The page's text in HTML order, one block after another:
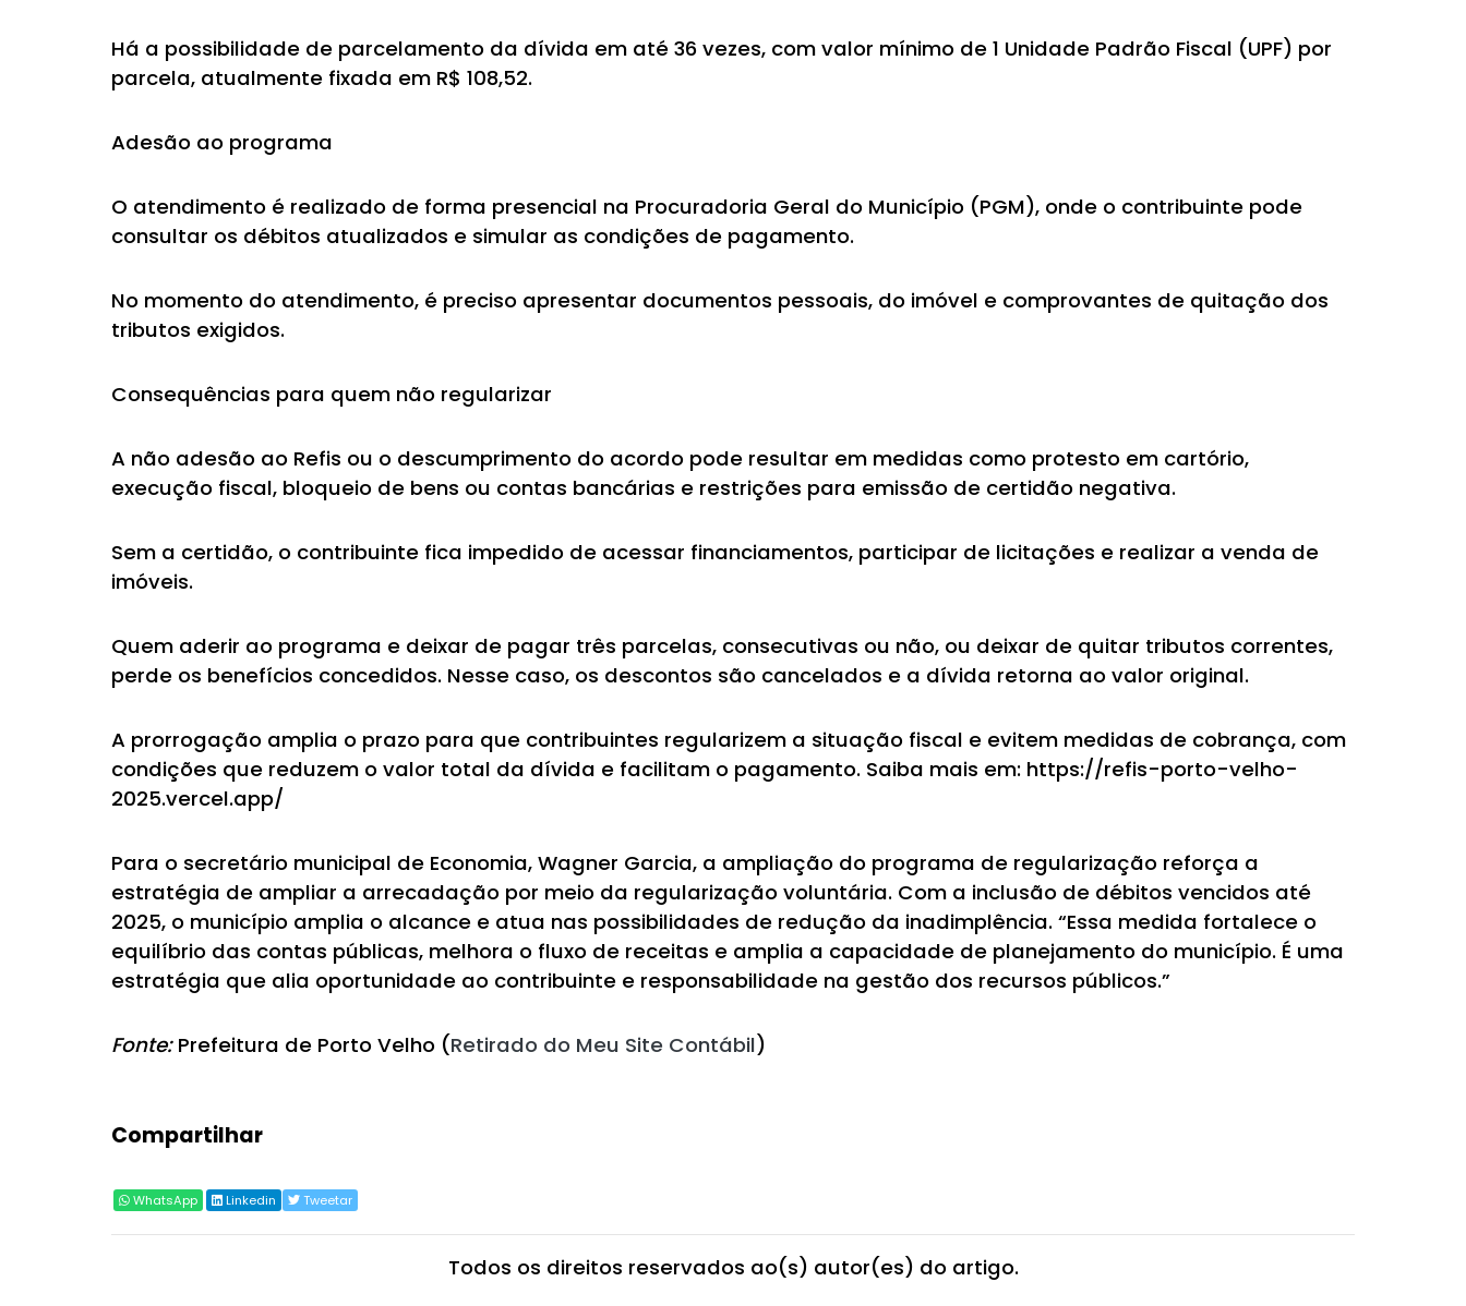
Há a possibilidade de parcelamento da dívida em até 36 vezes, com valor mínimo de 1 Unidade Padrão Fiscal (UPF) por
parcela, atualmente fixada em R$ 108,52.
Adesão ao programa
O atendimento é realizado de forma presencial na Procuradoria Geral do Município (PGM), onde o contribuinte pode
consultar os débitos atualizados e simular as condições de pagamento.
No momento do atendimento, é preciso apresentar documentos pessoais, do imóvel e comprovantes de quitação dos
tributos exigidos.
Consequências para quem não regularizar
A não adesão ao Refis ou o descumprimento do acordo pode resultar em medidas como protesto em cartório,
execução fiscal, bloqueio de bens ou contas bancárias e restrições para emissão de certidão negativa.
Sem a certidão, o contribuinte fica impedido de acessar financiamentos, participar de licitações e realizar a venda de
imóveis.
Quem aderir ao programa e deixar de pagar três parcelas, consecutivas ou não, ou deixar de quitar tributos correntes,
perde os benefícios concedidos. Nesse caso, os descontos são cancelados e a dívida retorna ao valor original.
A prorrogação amplia o prazo para que contribuintes regularizem a situação fiscal e evitem medidas de cobrança, com
condições que reduzem o valor total da dívida e facilitam o pagamento. Saiba mais em: https://refis-porto-velho-
2025.vercel.app/
Para o secretário municipal de Economia, Wagner Garcia, a ampliação do programa de regularização reforça a
estratégia de ampliar a arrecadação por meio da regularização voluntária. Com a inclusão de débitos vencidos até
2025, o município amplia o alcance e atua nas possibilidades de redução da inadimplência. “Essa medida fortalece o
equilíbrio das contas públicas, melhora o fluxo de receitas e amplia a capacidade de planejamento do município. É uma
estratégia que alia oportunidade ao contribuinte e responsabilidade na gestão dos recursos públicos.”
Fonte:Prefeitura de Porto Velho (Retirado do Meu Site Contábil)
Compartilhar
WhatsApp Linkedin Tweetar
Todos os direitos reservados ao(s) autor(es) do artigo.